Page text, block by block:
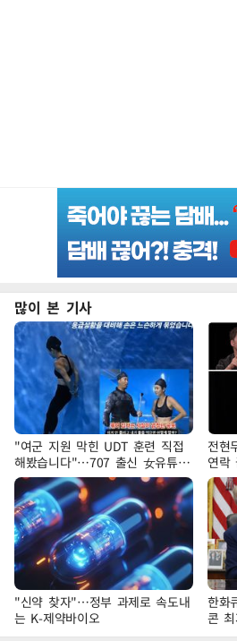
많이 본 기사
"여군 지원 막힌 UDT 훈련 직접
해봤습니다"…707 출신 女유튜버
'완벽 소화'
전현
연락
"신약 찾자"…정부 과제로 속도내
는 K-제약바이오
한화
콘
쟁·